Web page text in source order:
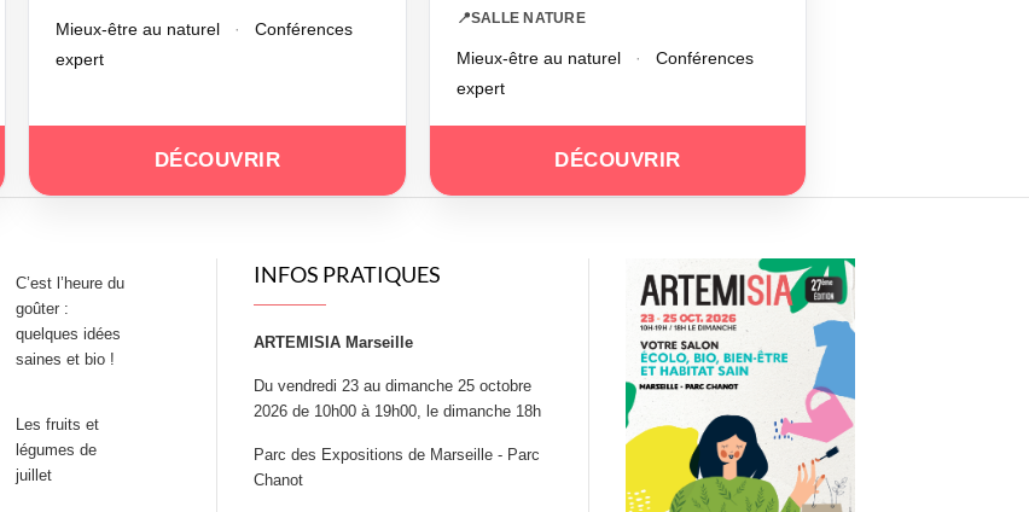
Mieux-être au naturel ·
Conférences
expert
DÉCOUVRIR
📍SALLE NATURE
Mieux-être au naturel ·
Conférences
expert
DÉCOUVRIR
C’est l’heure du
goûter :
quelques idées
saines et bio !
Les fruits et
légumes de
juillet
INFOS PRATIQUES
ARTEMISIA Marseille
Du vendredi 23 au dimanche 25 octobre
2026 de 10h00 à 19h00, le dimanche 18h
Parc des Expositions de Marseille - Parc
Chanot